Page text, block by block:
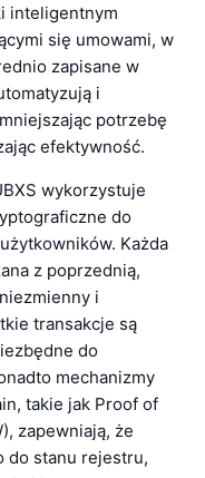
inteligentnym
się umowami, w
zapisane w
i
potrzebę
efektywność.
wykorzystuje
do
Każda
z poprzednią,
i
transakcje są
do
mechanizmy
takie jak Proof of
zapewniają, że
do stanu rejestru,